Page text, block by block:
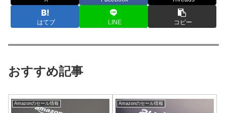
はてブ LINE コピー
おすすめ記事
Amazonのセール情報 Amazonのセール情報